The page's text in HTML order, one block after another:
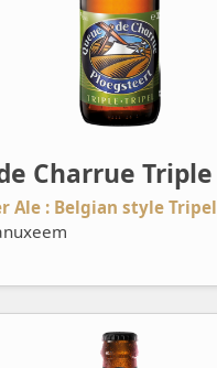
Charrue Triple
Ale : Belgian style Tripel